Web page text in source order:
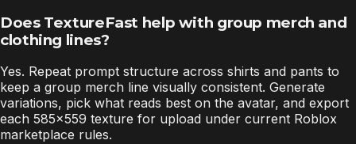
Does TextureFast help with group merch and
clothing lines?
Yes. Repeat prompt structure across shirts and pants to
keep a group merch line visually consistent. Generate
variations, pick what reads best on the avatar, and export
each 585×559 texture for upload under current Roblox
marketplace rules.